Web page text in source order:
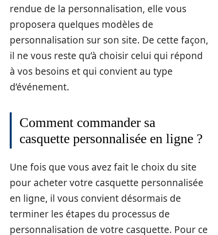
rendue de la personnalisation, elle vous
proposera quelques modèles de
personnalisation sur son site. De cette façon,
il ne vous reste qu’à choisir celui qui répond
à vos besoins et qui convient au type
d’événement.
Comment commander sa
casquette personnalisée en ligne ?
Une fois que vous avez fait le choix du site
pour acheter votre casquette personnalisée
en ligne, il vous convient désormais de
terminer les étapes du processus de
personnalisation de votre casquette. Pour ce